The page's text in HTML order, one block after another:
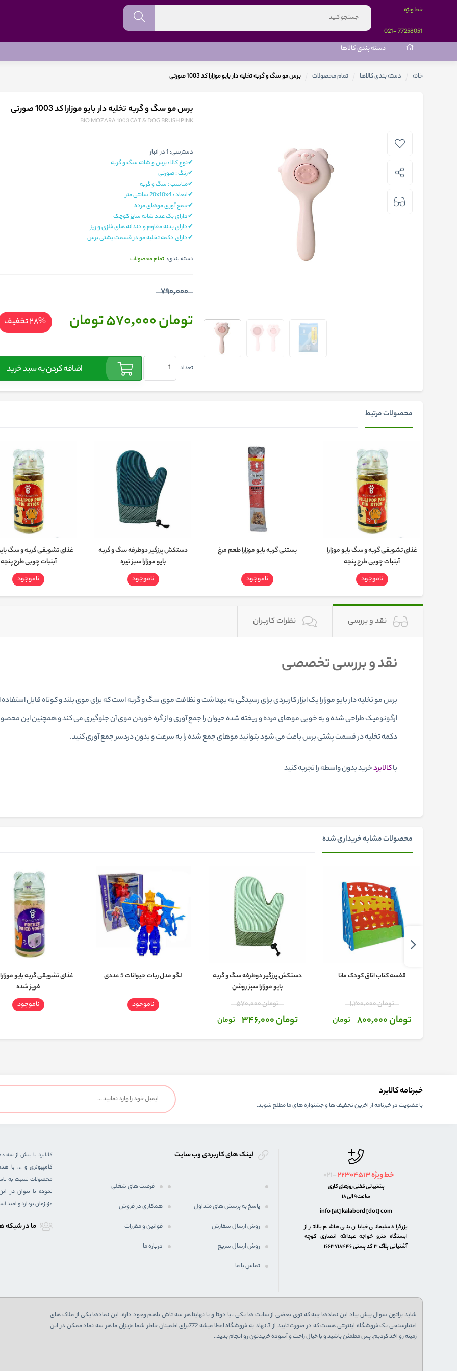
خط ویژه
77258051
-021
دسته بندی کالاها
خانه دسته بندی کالاها تمام محصولات برس مو سگ و گربه تخلیه دار بایو موزارا کد 1003 صورتی
برس مو سگ و گربه تخلیه دار بایو موزارا کد 1003 صورتی
BIO MOZARA 1003 CAT & DOG BRUSH PINK
دسترسی: 1 در انبار
✔نوع کالا : برس و شانه سگ و گربه
✔رنگ : صورتی
✔مناسب : سگ و گربه
✔ابعاد : 20x10x4 سانتی‌ متر
✔جمع آوری موهای مرده
✔دارای یک عدد شانه سایز کوچک
✔دارای بدنه مقاوم و دندانه های فلزی و ریز
✔دارای دکمه تخلیه مو در قسمت پشتی برس
دسته بندی: تمام محصولات
790,000
تومان 570,000 تومان %28 تخفیف
تعداد اضافه کردن به سبد خرید
محصولات مرتبط
غذای تشویقی گربه و سگ بایو موزارا
آبنبات چوبی طرح پنجه‌
ناموجود
بستنی گربه بایو موزارا طعم مرغ
ناموجود
دستکش پرزگیر دوطرفه سگ و گربه
بایو موزارا سبز تیره
ناموجود
غذای تشویقی گربه و سگ بایو
آبنبات چوبی طرح پنجه‌
ناموجود
نقد و بررسی نظرات کاربران
نقد و بررسی تخصصی
ارگونومیک طراحی شده و به‌ خوبی موهای مرده و ریخته‌ شده حیوان را جمع‌ آوری و از گره خوردن موی آن جلوگیری می کند و همچنین این
دکمه تخلیه در قسمت پشتی برس باعث می‌ شود بتوانید موهای جمع‌ شده را به‌ سرعت و بدون دردسر جمع آوری کنید.
باکالابردخرید بدون واسطه را تجربه کنید
محصولات مشابه خریداری شده
قفسه کتاب اتاق کودک مانا
تومان 1,200,000
تومان 800,000 تومان
دستکش پرزگیر دوطرفه سگ و گربه
بایو موزارا سبز روشن
تومان 570,000
تومان 346,000 تومان
لگو مدل ربات حیوانات 5 عددی
ناموجود
غذای تشویقی گربه بایو
فریز شده
ناموجود
خبرنامه کالابرد
با عضویت در خبرنامه از اخرین تحفیف ها و جشنواره های ما مطلع شوید.
021- خط ویژه22304513
پشتیبانی تلفنی روزهای کاری
ساعت 9 الی 18
info [at] kalabord [dot] com
بزرگراه سلیمانی خیابان بنی هاشم بالاتر از
ایستگاه مترو خواجه عبدالله انصاری کوچه
آشتیانی پلاک ۳ کد پستی ۱۶۶۳۷۱۸۴۴۶
لینک های کاربردی وب سایت
فرصت های شغلی
پاسخ به پرسش های متداول
همکاری در فروش
روش ارسال سفارش
قوانین و مقررات
روش ارسال سریع
درباره ما
تماس با ما
کالابرد با بیش از سه
کامپیوتری و ... با
محصولات نسبت به
نموده تا بتوان در
عزیزمان بردارد و
ما در شبكه
شاید براتون سوال پیش بیاد این نمادها چیه که توی بعضی از سایت ها یکی ، یا دوتا و یا نهایتا هر سه تاش باهم وجود داره. این نمادها یکی از ملاک های
اعتبارسنجی یک فروشگاه اینترنتی هست که در صورت تایید از 3 نهاد به فروشگاه اعطا میشه 772برای اطمینان خاطر شما عزیزان ما هر سه نماد ممکن در این
زمینه رو اخذ کردیم. پس مطمئن باشید و با خیال راحت و آسوده خریدتون رو انجام بدید..